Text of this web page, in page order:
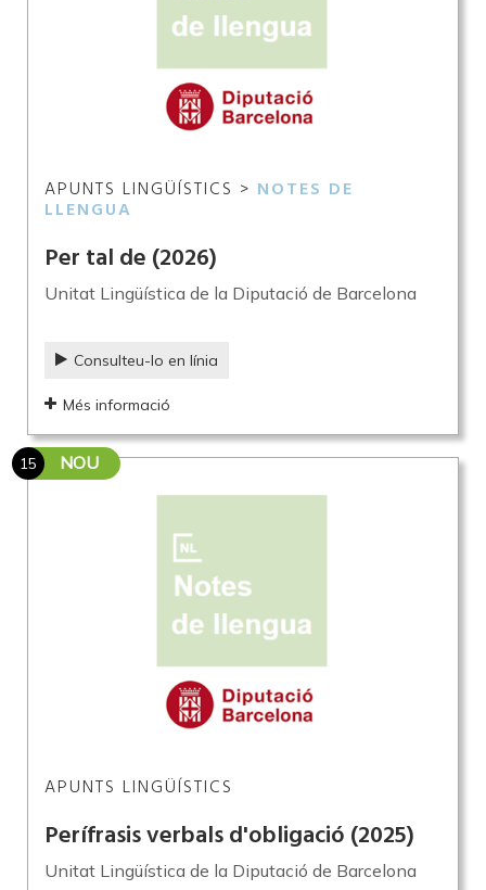
APUNTS LINGÜÍSTICS > NOTES DE
LLENGUA
Per tal de (2026)
Unitat Lingüística de la Diputació de Barcelona
Consulteu-lo en línia
Més informació
15 NOU
APUNTS LINGÜÍSTICS
Perífrasis verbals d'obligació (2025)
Unitat Lingüística de la Diputació de Barcelona